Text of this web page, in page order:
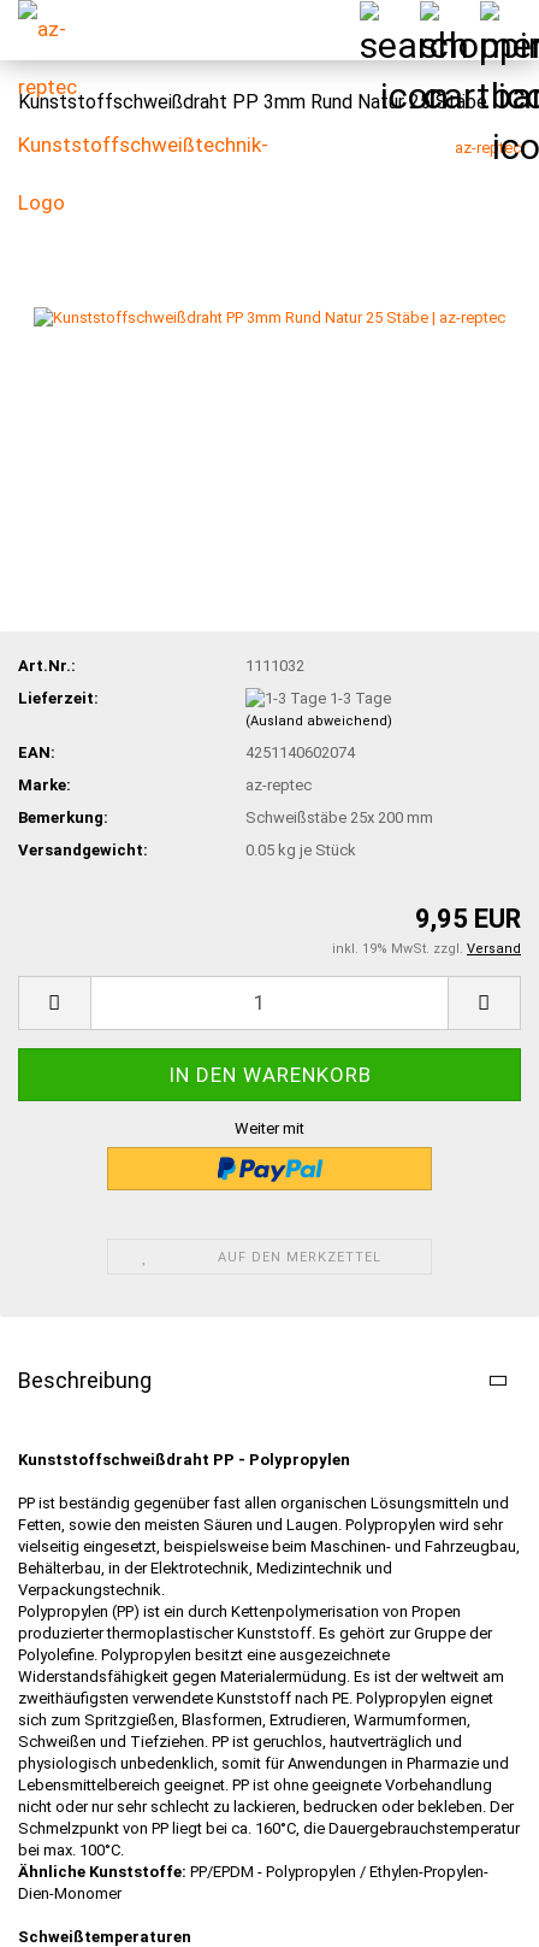
Kunststoffschweißdraht PP 3mm Rund Natur 25 Stäbe
az-reptec
Art.Nr.:
1111032
Lieferzeit:
1-3 Tage
(Ausland abweichend)
EAN:
4251140602074
Marke:
az-reptec
Bemerkung:
Schweißstäbe 25x 200 mm
Versandgewicht:
0.05 kg je Stück
9,95 EUR
inkl. 19% MwSt. zzgl. Versand
Weiter mit
AUF DEN MERKZETTEL
Beschreibung
Kunststoffschweißdraht PP - Polypropylen
PP ist beständig gegenüber fast allen organischen Lösungsmitteln und
Fetten, sowie den meisten Säuren und Laugen. Polypropylen wird sehr
vielseitig eingesetzt, beispielsweise beim Maschinen- und Fahrzeugbau,
Behälterbau, in der Elektrotechnik, Medizintechnik und
Verpackungstechnik.
Polypropylen (PP) ist ein durch Kettenpolymerisation von Propen
produzierter thermoplastischer Kunststoff. Es gehört zur Gruppe der
Polyolefine. Polypropylen besitzt eine ausgezeichnete
Widerstandsfähigkeit gegen Materialermüdung. Es ist der weltweit am
zweithäufigsten verwendete Kunststoff nach PE. Polypropylen eignet
sich zum Spritzgießen, Blasformen, Extrudieren, Warmumformen,
Schweißen und Tiefziehen. PP ist geruchlos, hautverträglich und
physiologisch unbedenklich, somit für Anwendungen in Pharmazie und
Lebensmittelbereich geeignet. PP ist ohne geeignete Vorbehandlung
nicht oder nur sehr schlecht zu lackieren, bedrucken oder bekleben. Der
Schmelzpunkt von PP liegt bei ca. 160°C, die Dauergebrauchstemperatur
bei max. 100°C.
Ähnliche Kunststoffe: PP/EPDM - Polypropylen / Ethylen-Propylen-
Dien-Monomer
Schweißtemperaturen